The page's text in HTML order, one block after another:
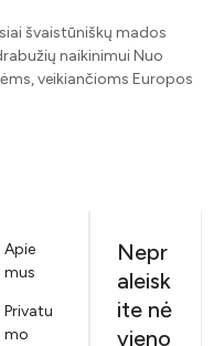
švaistūniškų mados
naikinimui Nuo
veikiančioms Europos
Apie
mus
Privatu
mo
Nepr
aleisk
ite nė
vieno